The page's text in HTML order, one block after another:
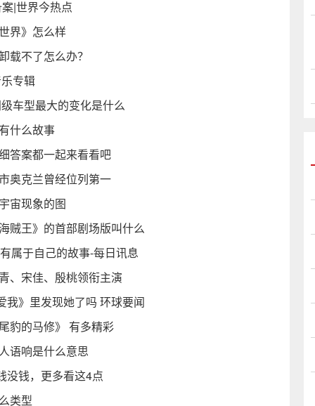
|世界今热点
界》怎么样
载不了怎么办？
专辑
车型最大的变化是什么
什么故事
答案都一起来看看吧
奥克兰曾经位列第一
宙现象的图
贼王》的首部剧场版叫什么
属于自己的故事-每日讯息
、宋佳、殷桃领衔主演
我》里发现她了吗 环球要闻
豹的马修》 有多精彩
语响是什么意思
没钱，更多看这4点
类型